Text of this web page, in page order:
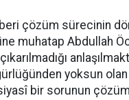
beri çözüm sürecinin
muhatap Abdullah
yoksun
bir sorunun